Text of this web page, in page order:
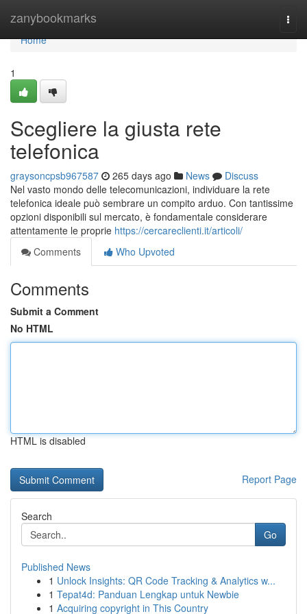
zanybookmarks
Home
Home
1
Scegliere la giusta rete
telefonica
graysoncpsb967587 265 days ago News
Discuss
Nel vasto mondo delle telecomunicazioni, individuare la rete
telefonica ideale può sembrare un compito arduo. Con tantissime
opzioni disponibili sul mercato, è fondamentale considerare
attentamente le proprie https://cercareclienti.it/articoli/
Comments
Who Upvoted
Comments
Submit a Comment
No HTML
HTML is disabled
Report Page
Search
Go
Published News
1 Unlock Insights: QR Code Tracking & Analytics w...
1 Tepat4d: Panduan Lengkap untuk Newbie
1 Acquiring copyright in This Country